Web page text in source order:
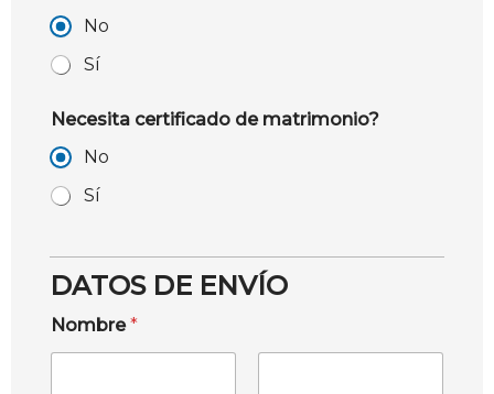
No
Sí
Necesita certificado de matrimonio?
No
Sí
DATOS DE ENVÍO
Nombre*